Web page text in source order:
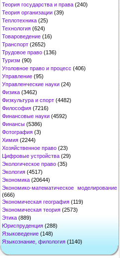
Теория государства и права (240)
Теория организации (39)
Теплотехника (25)
Технология (624)
Товароведение (16)
Транспорт (2652)
Трудовое право (136)
Туризм (90)
Уголовное право и процесс (406)
Управление (95)
Управленческие науки (24)
Физика (3462)
Физкультура и спорт (4482)
Философия (7216)
Финансовые науки (4592)
Финансы (5386)
Фотография (3)
Химия (2244)
Хозяйственное право (23)
Цифровые устройства (29)
Экологическое право (35)
Экология (4517)
Экономика (20644)
Экономико-математическое моделирование
(666)
Экономическая география (119)
Экономическая теория (2573)
Этика (889)
Юриспруденция (288)
Языковедение (148)
Языкознание, филология (1140)